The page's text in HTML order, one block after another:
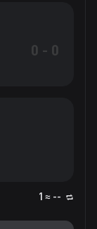
1 ≈ --